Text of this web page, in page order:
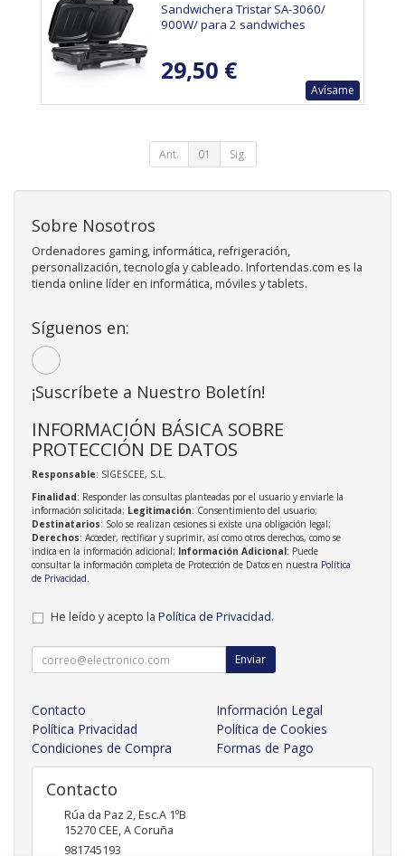
Sandwichera Tristar SA-3060/
900W/ para 2 sandwiches
29,50 €
Avísame
Ant. 01 Sig.
Sobre Nosotros
Ordenadores gaming, informática, refrigeración,
personalización, tecnología y cableado. Infortendas.com es la
tienda online líder en informática, móviles y tablets.
Síguenos en:
¡Suscríbete a Nuestro Boletín!
INFORMACIÓN BÁSICA SOBRE
PROTECCIÓN DE DATOS
Responsable: SIGESCEE, S.L.
Finalidad: Responder las consultas planteadas por el usuario y enviarle la
información solicitada; Legitimación: Consentimiento del usuario;
Destinatarios: Solo se realizan cesiones si existe una obligación legal;
Derechos: Acceder, rectificar y suprimir, así como otros derechos, como se
indica en la información adicional; Información Adicional: Puede
consultar la información completa de Protección de Datos en nuestra Política
de Privacidad.
He leído y acepto la Política de Privacidad.
Enviar
Contacto
Información Legal
Política Privacidad
Política de Cookies
Condiciones de Compra
Formas de Pago
Contacto
Rúa da Paz 2, Esc.A 1ºB
15270 CEE,A Coruña
981745193